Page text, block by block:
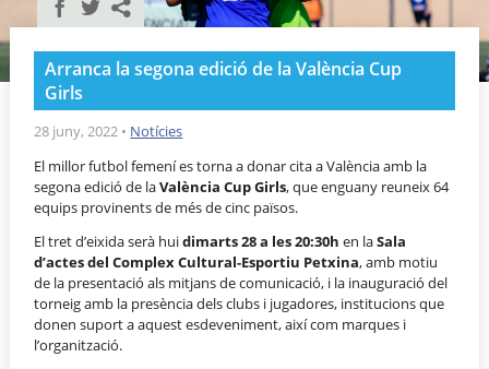
València en esport
Portal de Transparència
Reserves
Arranca la segona edició de la València Cup
Girls
28 juny, 2022 • Notícies
El millor futbol femení es torna a donar cita a València amb la
segona edició de laValència Cup Girls, que enguany reuneix 64
equips provinents de més de cinc països.
El tret d’eixida serà huidimarts 28 a les 20:30h en laSala
d’actes del Complex Cultural-Esportiu Petxina, amb motiu
de la presentació als mitjans de comunicació, i la inauguració del
torneig amb la presència dels clubs i jugadores, institucions que
donen suport a aquest esdeveniment, així com marques i
l’organització.